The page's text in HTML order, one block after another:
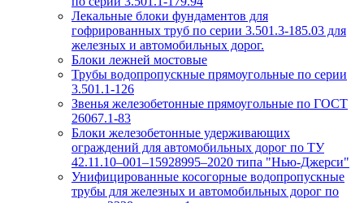
Лекальные блоки фундаментов для
гофрированных труб по серии 3.501.3-185.03 для
железных и автомобильных дорог.
Блоки лежней мостовые
Трубы водопропускные прямоугольные по серии
3.501.1-126
Звенья железобетонные прямоугольные по ГОСТ
26067.1-83
Блоки железобетонные удерживающих
ограждений для автомобильных дорог по ТУ
42.11.10–001–15928995–2020 типа "Нью-Джерси"
Унифицированные косогорные водопропускные
трубы для железных и автомобильных дорог по